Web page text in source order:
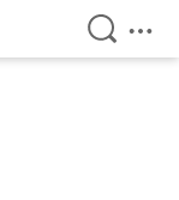
検索を
メ